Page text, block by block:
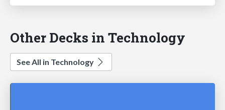
Other Decks in Technology
See All in Technology